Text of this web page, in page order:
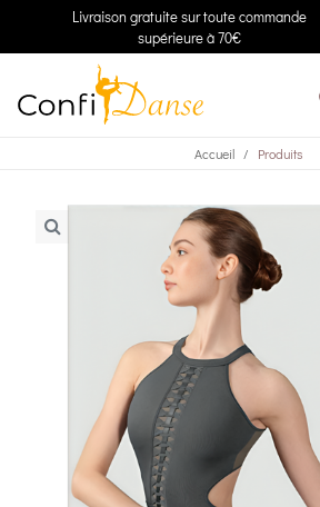
Livraison gratuite sur toute commande
supérieure à 70€
Accueil Produits